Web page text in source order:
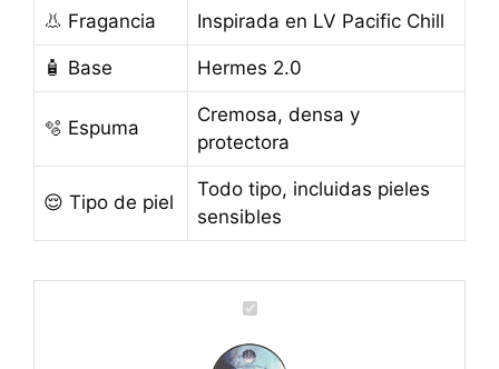
👃 Fragancia Inspirada en LV Pacific Chill
🧴 Base Hermes 2.0
🫧 Espuma
Cremosa, densa y
protectora
😌 Tipo de piel
Todo tipo, incluidas pieles
sensibles
J
b